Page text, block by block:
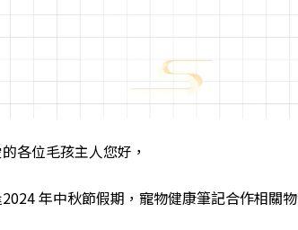
各位毛孩主人您好，
年中秋節假期，寵物健康筆記合作相關